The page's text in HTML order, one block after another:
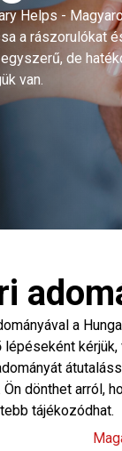
Helps -
a rászorulókat
de
van.
a
Ön dönthet arról,
tájékozódhat.